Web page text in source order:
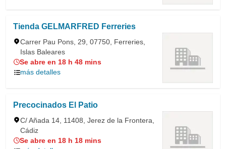
Tienda GELMARFRED Ferreries
Carrer Pau Pons, 29, 07750, Ferreries,
Islas Baleares
Se abre en 18 h 48 mins
más detalles
Precocinados El Patio
C/ Añada 14, 11408, Jerez de la Frontera,
Cádiz
Se abre en 18 h 18 mins